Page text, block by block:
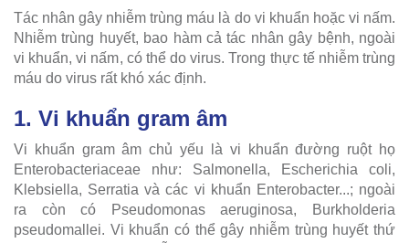
Tác nhân gây nhiễm trùng máu là do vi khuẩn hoặc vi nấm.
Nhiễm trùng huyết, bao hàm cả tác nhân gây bệnh, ngoài
vi khuẩn, vi nấm, có thể do virus. Trong thực tế nhiễm trùng
máu do virus rất khó xác định.
1. Vi khuẩn gram âm
Vi khuẩn gram âm chủ yếu là vi khuẩn đường ruột họ
Enterobacteriaceae như: Salmonella, Escherichia coli,
Klebsiella, Serratia và các vi khuẩn Enterobacter...; ngoài
ra còn có Pseudomonas aeruginosa, Burkholderia
pseudomallei. Vi khuẩn có thể gây nhiễm trùng huyết thứ